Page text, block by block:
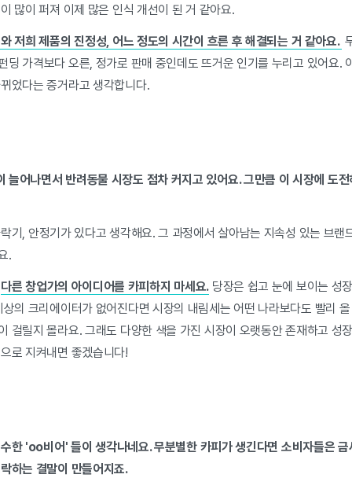
많이 퍼져 이제 많은 인식 개선이 된 거 같아요.
저희 제품의 진정성, 어느 정도의 시간이 흐른 후 해결되는 거 같아요.
딩 가격보다 오른, 정가로 판매 중인데도 뜨거운 인기를 누리고 있어요.
었다는 증거라고 생각합니다.
늘어나면서 반려동물 시장도 점차 커지고 있어요. 그만큼 이 시장에 도
기, 안정기가 있다고 생각해요. 그 과정에서 살아남는 지속성 있는 브랜
.
다른 창업가의 아이디어를 카피하지 마세요. 당장은 쉽고 눈에 보이는 성
의 크리에이터가 없어진다면 시장의 내림세는 어떤 나라보다도 빨리
걸릴지 몰라요. 그래도 다양한 색을 가진 시장이 오랫동안 존재하고 성
로 지켜내면 좋겠습니다!
한 'oo비어' 들이 생각나네요. 무분별한 카피가 생긴다면 소비자들은
하는 결말이 만들어지죠.